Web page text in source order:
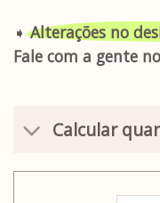
➧Alterações no
Fale com a gente
Calcular